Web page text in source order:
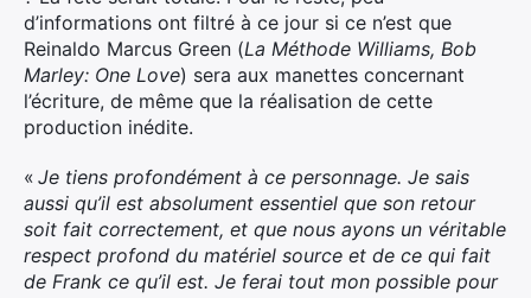
d’informations ont filtré à ce jour si ce n’est que
Reinaldo Marcus Green (La Méthode Williams, Bob
Marley: One Love) sera aux manettes concernant
l’écriture, de même que la réalisation de cette
production inédite.
« Je tiens profondément à ce personnage. Je sais
aussi qu’il est absolument essentiel que son retour
soit fait correctement, et que nous ayons un véritable
respect profond du matériel source et de ce qui fait
de Frank ce qu’il est. Je ferai tout mon possible pour